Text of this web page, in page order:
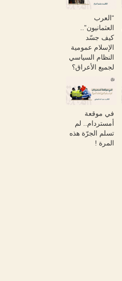
“العرب
العثمانيون”..
كيف جسّد
الإسلام عمومية
النظام السياسي
لجميع الأعراق؟
في موقعة
أمستردام.. لم
تسلم الجرّة هذه
المرة !